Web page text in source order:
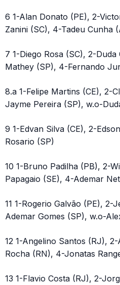
6 1-Alan Donato (PE), 2-
Zanini (SC), 4-Tadeu Cunha
7 1-Diego Rosa (SC), 2-
Mathey (SP), 4-Fernando
8.a 1-Felipe Martins (CE), 2-
Jayme Pereira (SP), w.o-
9 1-Edvan Silva (CE), 2-
Rosario (SP)
10 1-Bruno Padilha (PB), 2-
Papagaio (SE), 4-Ademar
11 1-Rogerio Galvão (PE), 2-
Ademar Gomes (SP), w.o-
12 1-Angelino Santos (RJ),
Rocha (RN), 4-Jonatas
13 1-Flavio Costa (RJ), 2-